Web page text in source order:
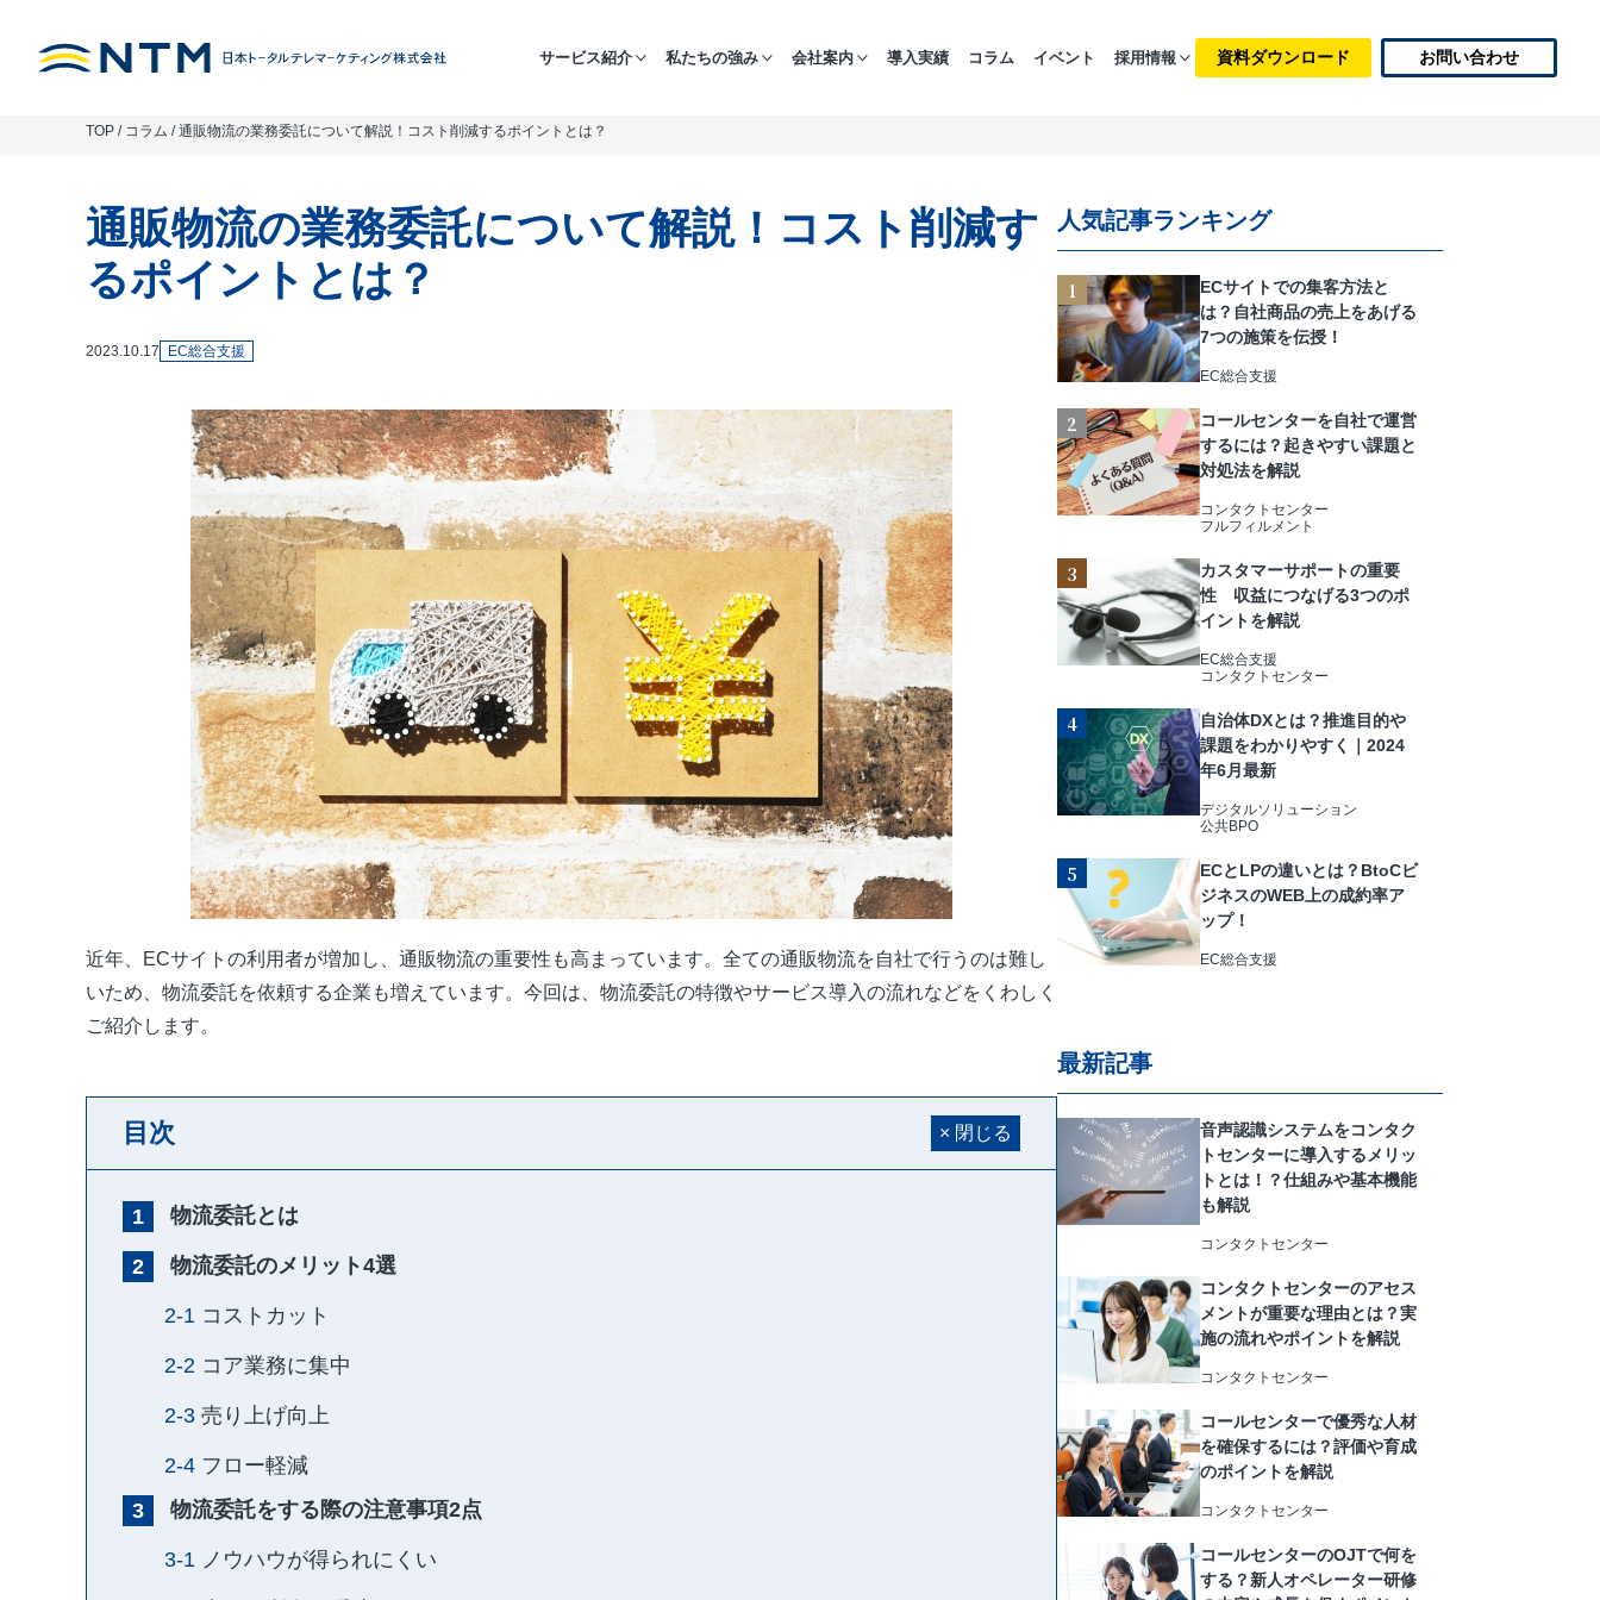
サービス紹介 私たちの強み 会社案内 導入実績 コラム イベント 採用情報 資料ダウンロード お問い合わせ
TOP / コラム /通販物流の業務委託について解説！コスト削減するポイントとは？
通販物流の業務委託について解説！コスト削減す
るポイントとは？
2023.10.17 EC総合支援
近年、ECサイトの利用者が増加し、通販物流の重要性も高まっています。全ての通販物流を自社で行うのは難し
いため、物流委託を依頼する企業も増えています。今回は、物流委託の特徴やサービス導入の流れなどをくわしく
ご紹介します。
目次
物流委託とは
物流委託のメリット4選
コストカット
コア業務に集中
売り上げ向上
フロー軽減
物流委託をする際の注意事項2点
ノウハウが得られにくい
人気記事ランキング
ECサイトでの集客方法と
は？自社商品の売上をあげる
7つの施策を伝授！
EC総合支援
コールセンターを自社で運営
するには？起きやすい課題と
対処法を解説
コンタクトセンター
フルフィルメント
カスタマーサポートの重要
性 収益につなげる3つのポ
イントを解説
EC総合支援
コンタクトセンター
自治体DXとは？推進目的や
課題をわかりやすく｜2024
年6月最新
デジタルソリューション
公共BPO
ECとLPの違いとは？BtoCビ
ジネスのWEB上の成約率ア
ップ！
EC総合支援
最新記事
音声認識システムをコンタク
トセンターに導入するメリッ
トとは！？仕組みや基本機能
も解説
コンタクトセンター
コンタクトセンターのアセス
メントが重要な理由とは？実
施の流れやポイントを解説
コンタクトセンター
コールセンターで優秀な人材
を確保するには？評価や育成
のポイントを解説
コンタクトセンター
コールセンターのOJTで何を
する？新人オペレーター研修